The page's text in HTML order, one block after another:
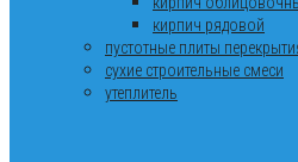
кирпич рядовой
пустотные плиты
сухие строительные смеси
утеплитель